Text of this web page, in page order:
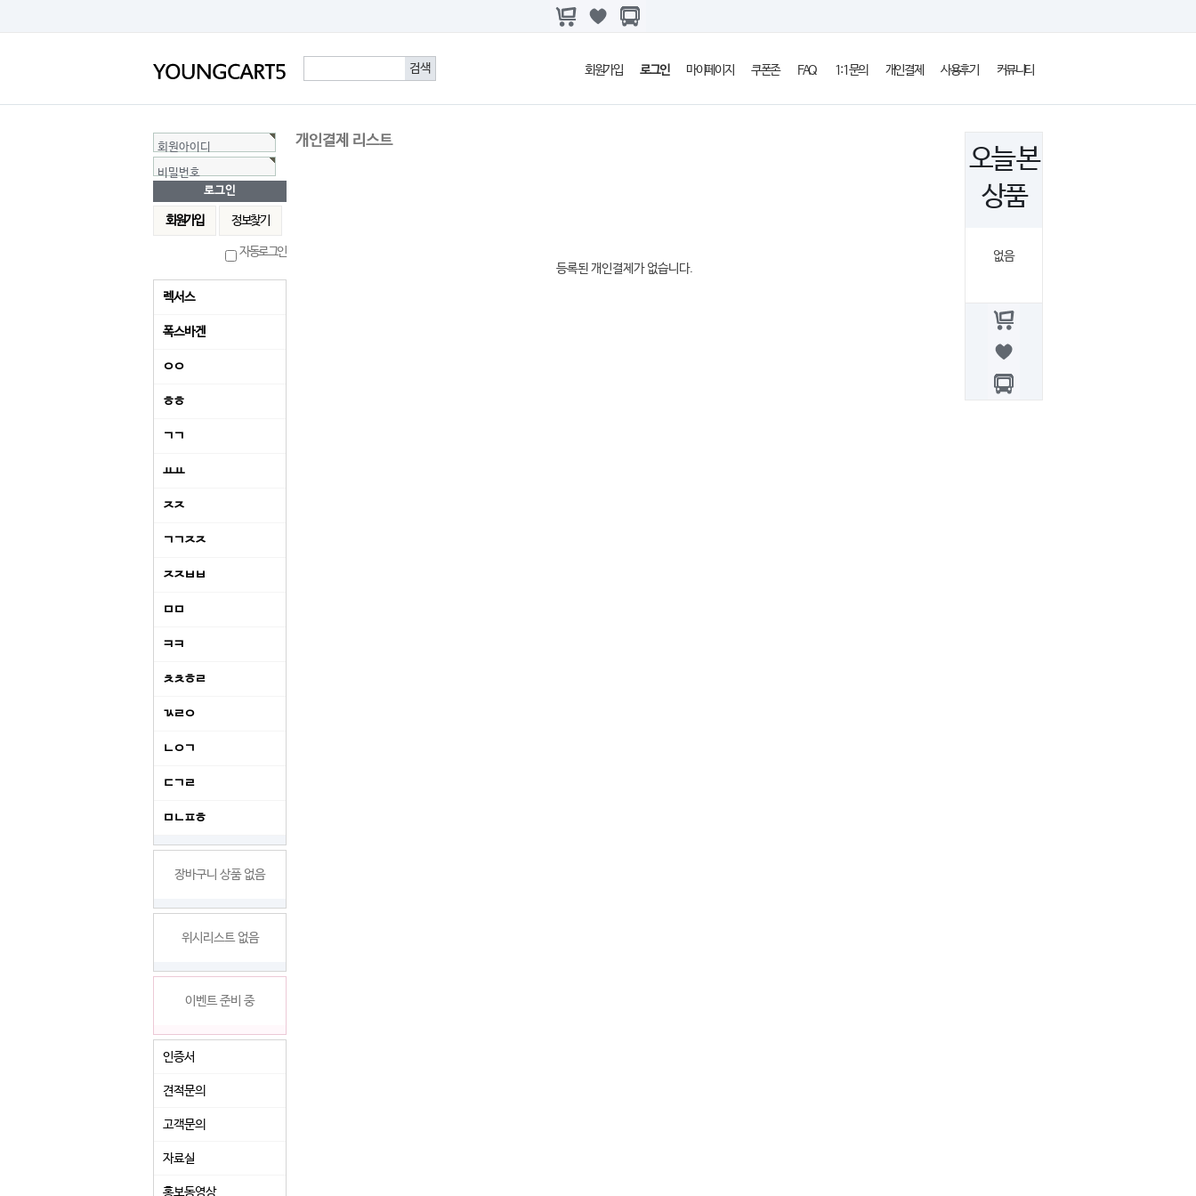
회원가입 로그인 마이페이지 쿠폰존 FAQ 1:1문의 개인결제 사용후기 커뮤니티
오늘 본
상품
없음
회원아이디
비밀번호
회원가입 정보찾기
자동로그인
렉서스
폭스바겐
ㅇㅇ
ㅎㅎ
ㄱㄱ
ㅛㅛ
ㅈㅈ
ㄱㄱㅈㅈ
ㅈㅈㅂㅂ
ㅁㅁ
ㅋㅋ
ㅊㅊㅎㄹ
ㄳㄹㅇ
ㄴㅇㄱ
ㄷㄱㄹ
ㅁㄴㅍㅎ
장바구니 상품 없음
위시리스트 없음
이벤트 준비 중
인증서
견적문의
고객문의
자료실
홍보동영상
개인결제 리스트
등록된 개인결제가 없습니다.